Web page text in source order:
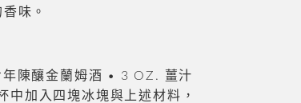
味。
陳釀金蘭姆酒 • 3 OZ. 薑汁
加入四塊冰塊與上述材料，